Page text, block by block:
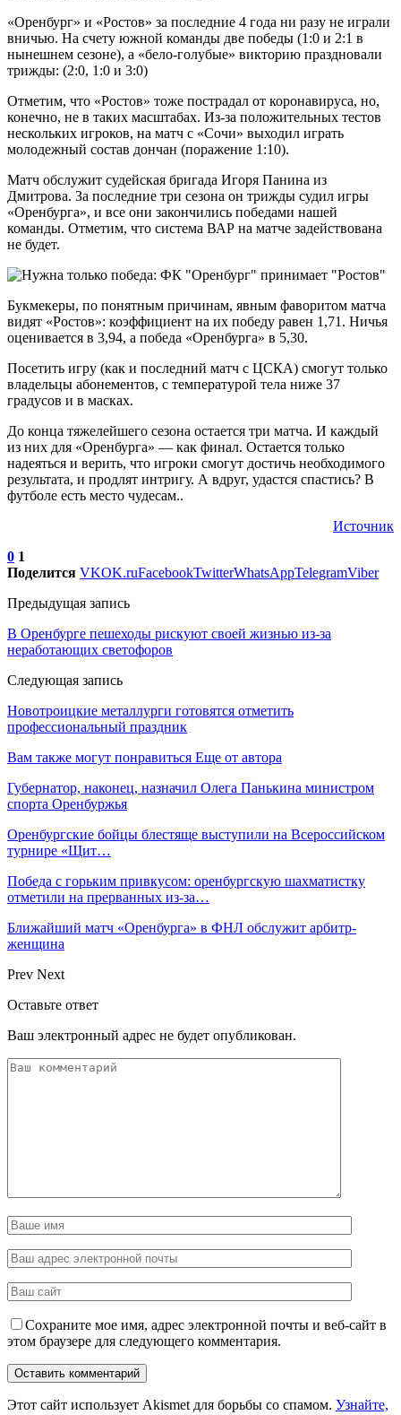
«Оренбург» и «Ростов» за последние 4 года ни разу не играли
вничью. На счету южной команды две победы (1:0 и 2:1 в
нынешнем сезоне), а «бело-голубые» викторию праздновали
трижды: (2:0, 1:0 и 3:0)
Отметим, что «Ростов» тоже пострадал от коронавируса, но,
конечно, не в таких масштабах. Из-за положительных тестов
нескольких игроков, на матч с «Сочи» выходил играть
молодежный состав дончан (поражение 1:10).
Матч обслужит судейская бригада Игоря Панина из
Дмитрова. За последние три сезона он трижды судил игры
«Оренбурга», и все они закончились победами нашей
команды. Отметим, что система ВАР на матче задействована
не будет.
Букмекеры, по понятным причинам, явным фаворитом матча
видят «Ростов»: коэффициент на их победу равен 1,71. Ничья
оценивается в 3,94, а победа «Оренбурга» в 5,30.
Посетить игру (как и последний матч с ЦСКА) смогут только
владельцы абонементов, с температурой тела ниже 37
градусов и в масках.
До конца тяжелейшего сезона остается три матча. И каждый
из них для «Оренбурга» — как финал. Остается только
надеяться и верить, что игроки смогут достичь необходимого
результата, и продлят интригу. А вдруг, удастся спастись? В
футболе есть место чудесам..
Источник
0 1
Поделится VKOK.ruFacebookTwitterWhatsAppTelegramViber
Предыдущая запись
В Оренбурге пешеходы рискуют своей жизнью из-за
неработающих светофоров
Следующая запись
Новотроицкие металлурги готовятся отметить
профессиональный праздник
Вам также могут понравиться Еще от автора
Губернатор, наконец, назначил Олега Панькина министром
спорта Оренбуржья
Оренбургские бойцы блестяще выступили на Всероссийском
турнире «Щит…
Победа с горьким привкусом: оренбургскую шахматистку
отметили на прерванных из-за…
Ближайший матч «Оренбурга» в ФНЛ обслужит арбитр-
женщина
Prev Next
Оставьте ответ
Ваш электронный адрес не будет опубликован.
Сохраните мое имя, адрес электронной почты и веб-сайт в
этом браузере для следующего комментария.
Этот сайт использует Akismet для борьбы со спамом. Узнайте,